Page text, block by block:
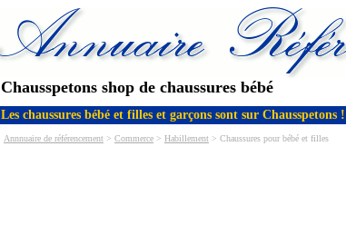
Chausspetons shop de chaussures bébé
Les chaussures bébé et filles et garçons sont sur Chausspetons !
Annnuaire de référencement > Commerce > Habillement > Chaussures pour bébé et filles